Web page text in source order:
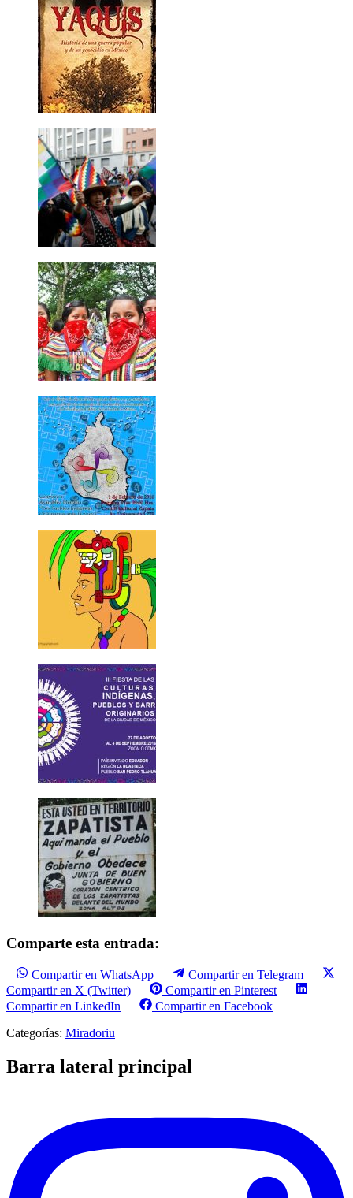
Comparte esta entrada:
Compartir en WhatsApp
Compartir en Telegram
Compartir en X (Twitter)
Compartir en Pinterest
Compartir en LinkedIn
Compartir en Facebook
Categorías: Miradoriu
Barra lateral principal